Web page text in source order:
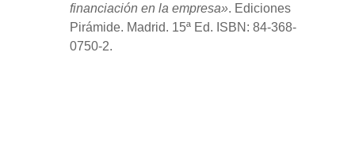
financiación en la empresa». Ediciones
Pirámide. Madrid. 15ª Ed. ISBN: 84-368-
0750-2.